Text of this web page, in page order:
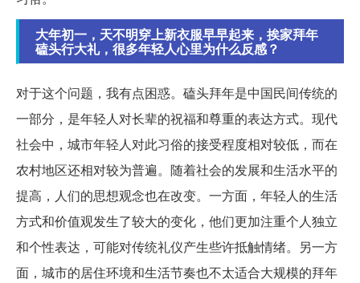
大年初一，天不明穿上新衣服早早起来，挨家拜年
磕头行大礼，很多年轻人心里为什么反感？
对于这个问题，我有点困惑。磕头拜年是中国民间传统的
一部分，是年轻人对长辈的祝福和尊重的表达方式。现代
社会中，城市年轻人对此习俗的接受程度相对较低，而在
农村地区还相对较为普遍。随着社会的发展和生活水平的
提高，人们的思想观念也在改变。一方面，年轻人的生活
方式和价值观发生了较大的变化，他们更加注重个人独立
和个性表达，可能对传统礼仪产生些许抵触情绪。另一方
面，城市的居住环境和生活节奏也不太适合大规模的拜年